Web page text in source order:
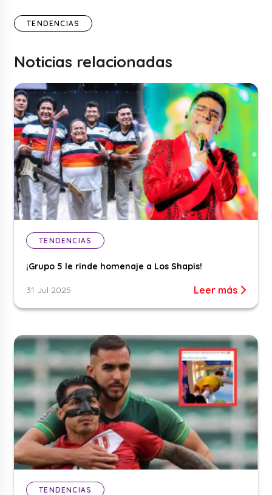
TENDENCIAS
Noticias relacionadas
TENDENCIAS
¡Grupo 5 le rinde homenaje a Los Shapis!
31 Jul 2025 Leer más
TENDENCIAS